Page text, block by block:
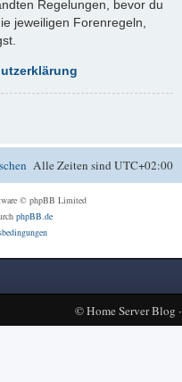
Regelungen, bevor du
jeweiligen Forenregeln,
Alle Zeiten sindUTC+02:00
© phpBB Limited
phpBB.de
©Home Server Blog